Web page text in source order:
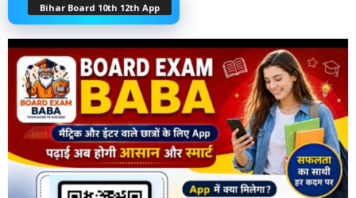
Bihar Board 10th 12th App